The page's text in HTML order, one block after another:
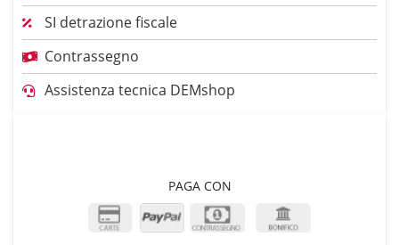
SI detrazione fiscale
Contrassegno
Assistenza tecnica DEMshop
PAGA CON